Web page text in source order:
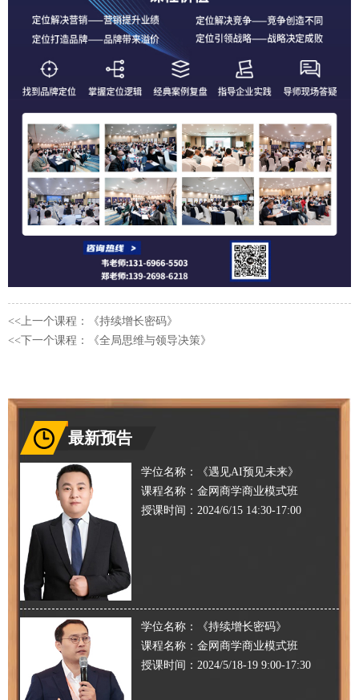
<<上一个课程：《持续增长密码》
<<下一个课程：《全局思维与领导决策》
最新预告
学位名称：
《遇见AI预见未来》
课程名称：金网商学商业模式班
授课时间： 2024/6/15 14:30-17:00
学位名称：
《持续增长密码》
课程名称：金网商学商业模式班
授课时间： 2024/5/18-19 9:00-17:30